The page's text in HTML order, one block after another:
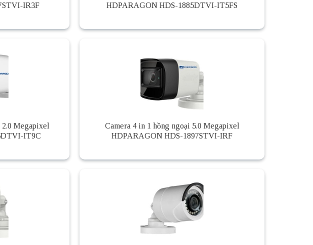
IR3F
HDPARAGON HDS-1885DTVI-IT5FS
Megapixel
IT9C
Camera 4 in 1 hồng ngoại 5.0 Megapixel
HDPARAGON HDS-1897STVI-IRF